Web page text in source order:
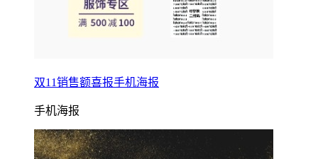
双11销售额喜报手机海报
手机海报